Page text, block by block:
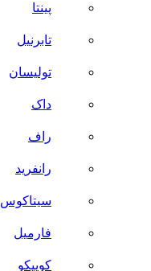
پینتا
تابرنیل
تولیسان
داک
راف
رانفرید
سیتاکوس
فارمیل
کوییکو